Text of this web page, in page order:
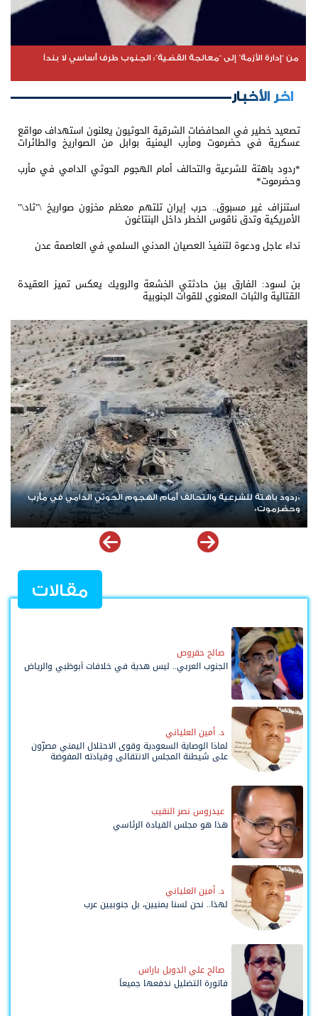
من “إدارة الأزمة” إلى “معالجة القضية”: الجنوب طرف أساسي لا بنداً
اخر الأخبار
تصعيد خطير في المحافضات الشرقية الحوثيون يعلنون استهداف مواقع
عسكرية في حضرموت ومأرب اليمنية بوابل من الصواريخ والطائرات
*ردود باهتة للشرعية والتحالف أمام الهجوم الحوثي الدامي في مأرب
وحضرموت*
استنزاف غير مسبوق.. حرب إيران تلتهم معظم مخزون صواريخ \"ثاد\"
الأمريكية وتدق ناقوس الخطر داخل البنتاغون
نداء عاجل ودعوة لتنفيذ العصيان المدني السلمي في العاصمة عدن
بن لسود: الفارق بين حادثتي الخشعة والرويك يعكس تميز العقيدة
القتالية والثبات المعنوي للقوات الجنوبية
استنزاف غير مسبوق.. حرب إيران تلتهم معظم مخزون صواريخ \"ثاد\"
الأمريكية وتدق ناقوس الخطر داخل البنتاغون
مقالات
صالح حقروص
الجنوب العربي.. ليس هدية في خلافات أبوظبي والرياض
د. أمين العلياني
لماذا الوصاية السعودية وقوى الاحتلال اليمني مصرّون
على شيطنة المجلس الانتقالي وقيادته المفوضة
وحواضنه الشعبية؟
عيدروس نصر النقيب
هذا هو مجلس القيادة الرئاسي
د. أمين العلياني
لهذا.. نحن لسنا يمنيين، بل جنوبيين عرب
صالح علي الدويل باراس
فاتورة التضليل ندفعها جميعاً